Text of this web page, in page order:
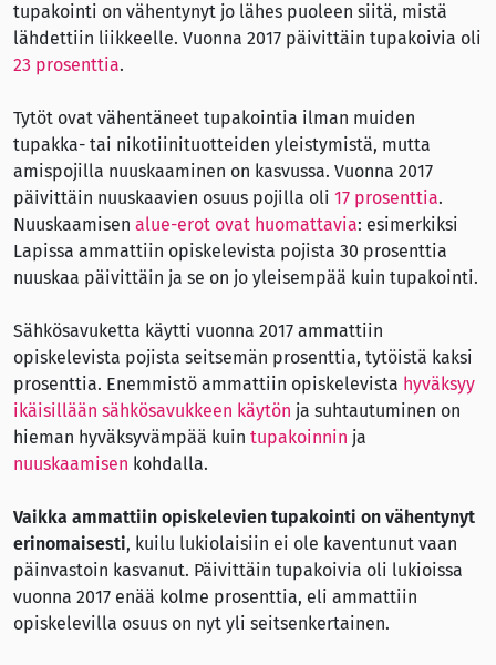
tupakointi on vähentynyt jo lähes puoleen siitä, mistä
lähdettiin liikkeelle. Vuonna 2017 päivittäin tupakoivia oli
23 prosenttia.
Tytöt ovat vähentäneet tupakointia ilman muiden
tupakka- tai nikotiinituotteiden yleistymistä, mutta
amispojilla nuuskaaminen on kasvussa. Vuonna 2017
päivittäin nuuskaavien osuus pojilla oli 17 prosenttia.
Nuuskaamisen alue-erot ovat huomattavia: esimerkiksi
Lapissa ammattiin opiskelevista pojista 30 prosenttia
nuuskaa päivittäin ja se on jo yleisempää kuin tupakointi.
Sähkösavuketta käytti vuonna 2017 ammattiin
opiskelevista pojista seitsemän prosenttia, tytöistä kaksi
prosenttia. Enemmistö ammattiin opiskelevista hyväksyy
ikäisillään sähkösavukkeen käytön ja suhtautuminen on
hieman hyväksyvämpää kuin tupakoinnin ja
nuuskaamisen kohdalla.
Vaikka ammattiin opiskelevien tupakointi on vähentynyt
erinomaisesti, kuilu lukiolaisiin ei ole kaventunut vaan
päinvastoin kasvanut. Päivittäin tupakoivia oli lukioissa
vuonna 2017 enää kolme prosenttia, eli ammattiin
opiskelevilla osuus on nyt yli seitsenkertainen.